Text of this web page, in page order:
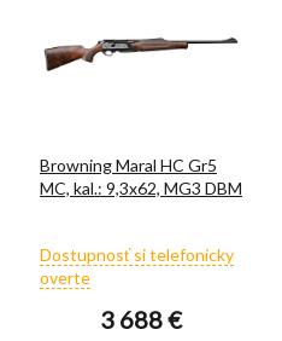
Browning Maral HC Gr5
MC, kal.: 9,3x62, MG3 DBM
Priemerné
hodnotenie
je
Dostupnosť si telefonicky
overte
3 688 €